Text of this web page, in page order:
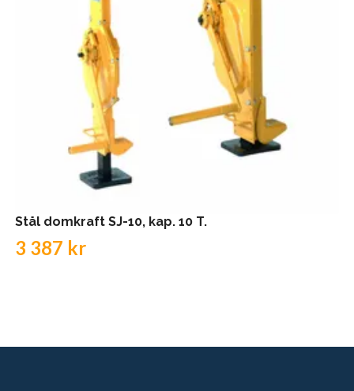
Stål domkraft SJ-10, kap. 10 T.
3 387 kr